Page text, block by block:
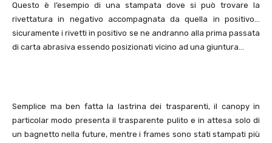
Questo è l’esempio di una stampata dove si può trovare la
rivettatura in negativo accompagnata da quella in positivo…
sicuramente i rivetti in positivo se ne andranno alla prima passata
di carta abrasiva essendo posizionati vicino ad una giuntura…
Semplice ma ben fatta la lastrina dei trasparenti, il canopy in
particolar modo presenta il trasparente pulito e in attesa solo di
un bagnetto nella future, mentre i frames sono stati stampati più